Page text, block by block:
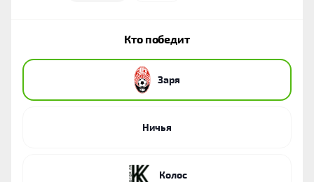
Кто победит
‎Заря
Ничья
Колос